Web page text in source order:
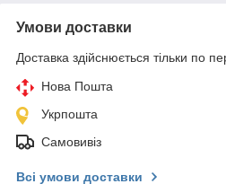
Умови доставки
Доставка здійснюється тільки по
Нова Пошта
Укрпошта
Самовивіз
Всі умови доставки